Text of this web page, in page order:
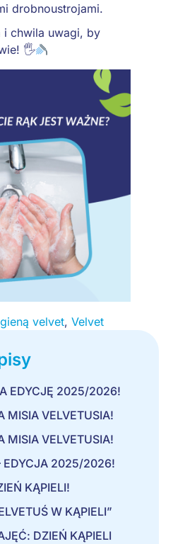
drobnoustrojami.
i chwila uwagi, by
🖐
velvet, Velvet
EDYCJĘ 2025/2026!
MISIA VELVETUSIA!
MISIA VELVETUSIA!
EDYCJA 2025/2026!
KĄPIELI!
W KĄPIELI”
DZIEŃ KĄPIELI